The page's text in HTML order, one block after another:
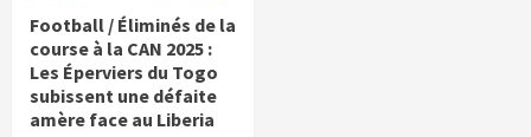
Football / Éliminés de la
course à la CAN 2025 :
Les Éperviers du Togo
subissent une défaite
amère face au Liberia